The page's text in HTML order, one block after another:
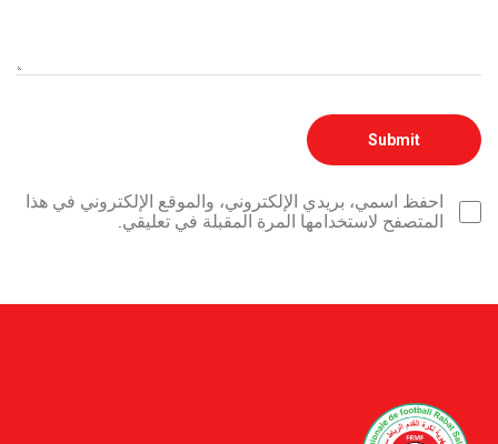
احفظ اسمي، بريدي الإلكتروني، والموقع الإلكتروني في هذا
المتصفح لاستخدامها المرة المقبلة في تعليقي.